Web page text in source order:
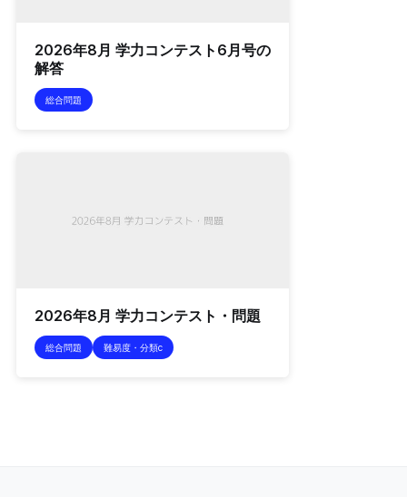
2026年8月 学力コンテスト6月号の
解答
総合問題
2026年8月 学力コンテスト・問題
総合問題 難易度・分類c